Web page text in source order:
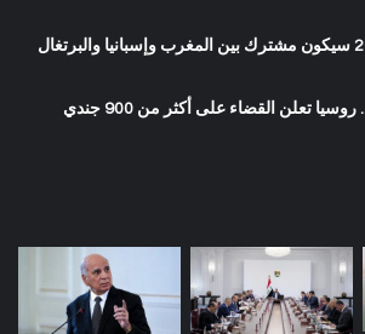
على مختلف المحاور.. روسيا تعلن القضاء على أكثر من 900 جندي